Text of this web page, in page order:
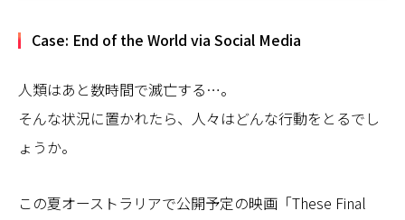
Case: End of the World via Social Media
人類はあと数時間で滅亡する…。
そんな状況に置かれたら、人々はどんな行動をとるでし
ょうか。
この夏オーストラリアで公開予定の映画「These Final